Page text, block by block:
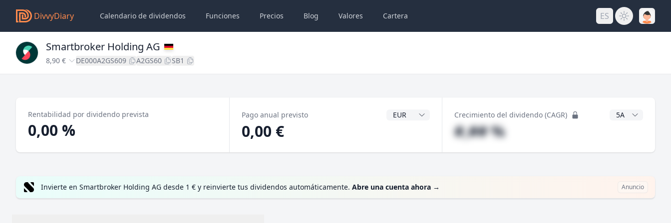
DivvyDiary Calendario de dividendos Funciones Precios Blog Valores Cartera ES
Smartbroker Holding AG
8,90 € DE000A2GS609 A2GS60 SB1
Rentabilidad por dividendo prevista
0,00 %
Pago anual previsto Divisa del dividendo
0,00 €
Crecimiento del dividendo (CAGR) Años CAGR
#,## %
Invierte en Smartbroker Holding AG desde 1 € y reinvierte tus dividendos automáticamente. Abre una cuenta ahora → Anuncio